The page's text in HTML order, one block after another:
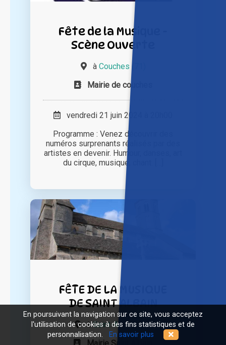
Fête de la Musique -
Scène Ouverte
à Couches (71)
Mairie de couches
vendredi 21 juin 2024 à 20h00
Programme : Venez découvrir des
numéros surprenants réalisés par des
artistes en devenir. Humour, danses, art
du cirque, musique, chant. [...]
FÊTE DE LA MUSIQUE
DE SAINT ALBAIN
àSaint-Albain (71)
Mairie Saint Albain
En poursuivant la navigation sur ce site, vous acceptez
l'utilisation de cookies à des fins statistiques et de
personnalisation.
En savoir plus